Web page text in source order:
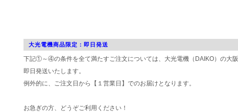
大光電機商品限定：即日発送
下記①～④の条件を全て満たすご注文については、大光電機（DAIKO）の大阪
即日発送いたします。
例外的に、ご注文日から【１営業日】でのお届けとなります。
お急ぎの方、どうぞご利用ください！